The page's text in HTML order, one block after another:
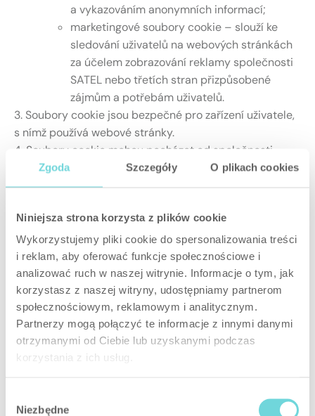
Zgoda Szczegóły O plikach cookies
Niniejsza strona korzysta z plików cookie
Wykorzystujemy pliki cookie do spersonalizowania treści
i reklam, aby oferować funkcje społecznościowe i
analizować ruch w naszej witrynie. Informacje o tym, jak
korzystasz z naszej witryny, udostępniamy partnerom
społecznościowym, reklamowym i analitycznym.
Partnerzy mogą połączyć te informacje z innymi danymi
otrzymanymi od Ciebie lub uzyskanymi podczas
korzystania z ich usług.
zgody
Niezbędne
a vykazováním anonymních informací;
marketingové soubory cookie – slouží ke
sledování uživatelů na webových stránkách
za účelem zobrazování reklamy společnosti
SATEL nebo třetích stran přizpůsobené
zájmům a potřebám uživatelů.
3. Soubory cookie jsou bezpečné pro zařízení uživatele,
s nímž používá webové stránky.
4. Soubory cookie mohou pocházet od společnosti
SATEL nebo od třetích stran uvedených v seznamu
souborů cookie. Třetí strany mohou informace ze
od uživatele nebo získanými při využívání služeb těchto
třetích stran v souladu s jejich zásadami ochrany
osobních údajů. SATEL používá Cookies třetích stran
pro statistické (analytické) a marketingové účely, jak je
popsáno v bodě. IV těchto zásad.
5. Podrobné informace o používaných souborech
cookie, jejich poskytovatelích (třetích stranách) a době
uložení jsou k dispozici v seznamusouborů cookie
1. Uživatel může kdykoli v panelu Cookies, který je k